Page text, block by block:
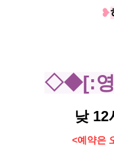
❥
◇◆[:영
낮 12
<예약은